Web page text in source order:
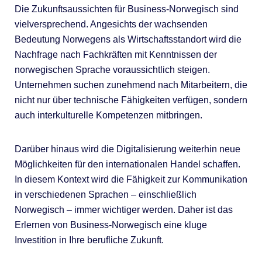
Die Zukunftsaussichten für Business-Norwegisch sind
vielversprechend. Angesichts der wachsenden
Bedeutung Norwegens als Wirtschaftsstandort wird die
Nachfrage nach Fachkräften mit Kenntnissen der
norwegischen Sprache voraussichtlich steigen.
Unternehmen suchen zunehmend nach Mitarbeitern, die
nicht nur über technische Fähigkeiten verfügen, sondern
auch interkulturelle Kompetenzen mitbringen.
Darüber hinaus wird die Digitalisierung weiterhin neue
Möglichkeiten für den internationalen Handel schaffen.
In diesem Kontext wird die Fähigkeit zur Kommunikation
in verschiedenen Sprachen – einschließlich
Norwegisch – immer wichtiger werden. Daher ist das
Erlernen von Business-Norwegisch eine kluge
Investition in Ihre berufliche Zukunft.